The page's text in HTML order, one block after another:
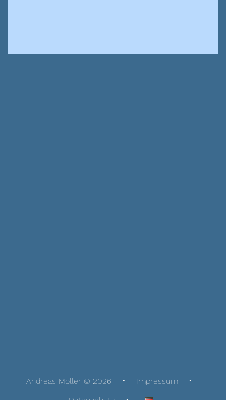
Andreas Möller © 2026
Impressum